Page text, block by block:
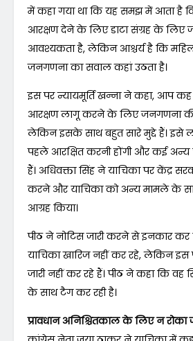
में कहा गया था कि यह समझ में आता है
आरक्षण देने के लिए डाटा संग्रह के लिए
आवश्यकता है, लेकिन आश्चर्य है कि
जनगणना का सवाल कहां उठता है।
इस पर न्यायमूर्ति खन्ना ने कहा, आप
आरक्षण लागू करने के लिए जनगणना
लेकिन इसके साथ बहुत सारे मुद्दे हैं। इसे
पहले आरक्षित करनी होंगी और कई अन्य
हैं। अधिवक्ता सिंह ने याचिका पर केंद्र
करने और याचिका को अन्य मामले के
आग्रह किया।
पीठ ने नोटिस जारी करने से इनकार कर
याचिका खारिज नहीं कर रहे, लेकिन इस
जारी नहीं कर रहे हैं। पीठ ने कहा कि वह
के साथ टैग कर रही है।
प्रावधान अनिश्चितकाल के लिए न रोका